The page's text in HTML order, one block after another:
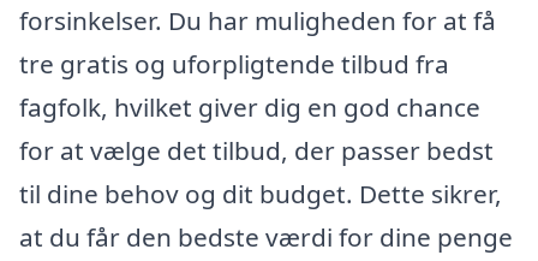
forsinkelser. Du har muligheden for at få
tre gratis og uforpligtende tilbud fra
fagfolk, hvilket giver dig en god chance
for at vælge det tilbud, der passer bedst
til dine behov og dit budget. Dette sikrer,
at du får den bedste værdi for dine penge